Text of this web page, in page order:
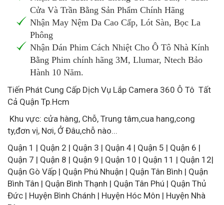
Cửa Và Trần Bằng Sản Phẩm Chính Hãng
Nhận May Nệm Da Cao Cấp, Lót Sàn, Bọc La
Phông
Nhận Dán Phim Cách Nhiệt Cho Ô Tô Nhà Kính
Bằng Phim chính hãng 3M, Llumar, Ntech Bảo
Hành 10 Năm.
Tiến Phát Cung Cấp Dịch Vụ Lắp Camera 360 Ô Tô Tất
Cả Quận Tp.Hcm
Khu vực: cửa hàng, Chỗ, Trung tâm,cua hang,cong
ty,đơn vị, Nơi, Ở Đâu,chỗ nào...
Quận 1 | Quận 2 | Quận 3 | Quận 4 | Quận 5 | Quận 6 |
Quận 7 | Quận 8 | Quận 9 | Quận 10 | Quận 11 | Quận 12|
Quận Gò Vấp | Quận Phú Nhuận | Quận Tân Bình | Quận
Bình Tân | Quận Bình Thạnh | Quận Tân Phú | Quận Thủ
Đức | Huyện Bình Chánh | Huyện Hóc Môn | Huyện Nhà